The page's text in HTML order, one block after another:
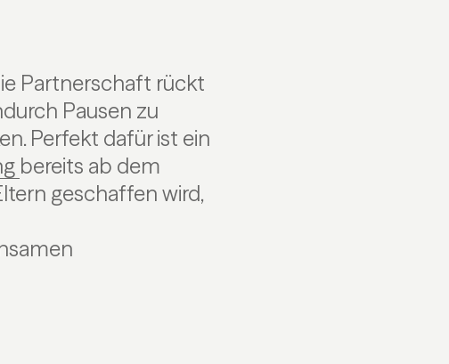
Partnerschaft rückt
Pausen zu
Perfekt dafür ist ein
bereits ab dem
geschaffen wird,